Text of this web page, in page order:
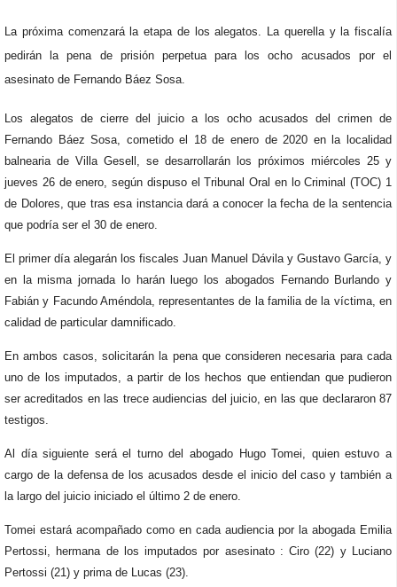
La próxima comenzará la etapa de los alegatos. La querella y la fiscalía
pedirán la pena de prisión perpetua para los ocho acusados por el
asesinato de Fernando Báez Sosa.
Los alegatos de cierre del juicio a los ocho acusados del crimen de
Fernando Báez Sosa, cometido el 18 de enero de 2020 en la localidad
balnearia de Villa Gesell, se desarrollarán los próximos miércoles 25 y
jueves 26 de enero, según dispuso el Tribunal Oral en lo Criminal (TOC) 1
de Dolores, que tras esa instancia dará a conocer la fecha de la sentencia
que podría ser el 30 de enero.
El primer día alegarán los fiscales Juan Manuel Dávila y Gustavo García, y
en la misma jornada lo harán luego los abogados Fernando Burlando y
Fabián y Facundo Améndola, representantes de la familia de la víctima, en
calidad de particular damnificado.
En ambos casos, solicitarán la pena que consideren necesaria para cada
uno de los imputados, a partir de los hechos que entiendan que pudieron
ser acreditados en las trece audiencias del juicio, en las que declararon 87
testigos.
Al día siguiente será el turno del abogado Hugo Tomei, quien estuvo a
cargo de la defensa de los acusados desde el inicio del caso y también a
la largo del juicio iniciado el último 2 de enero.
Tomei estará acompañado como en cada audiencia por la abogada Emilia
Pertossi, hermana de los imputados por asesinato : Ciro (22) y Luciano
Pertossi (21) y prima de Lucas (23).